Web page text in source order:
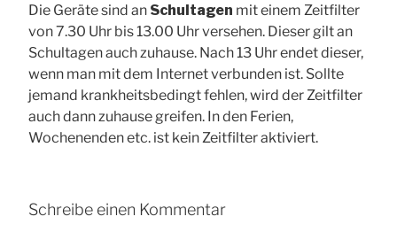
Die Geräte sind an Schultagen mit einem Zeitfilter
von 7.30 Uhr bis 13.00 Uhr versehen. Dieser gilt an
Schultagen auch zuhause. Nach 13 Uhr endet dieser,
wenn man mit dem Internet verbunden ist. Sollte
jemand krankheitsbedingt fehlen, wird der Zeitfilter
auch dann zuhause greifen. In den Ferien,
Wochenenden etc. ist kein Zeitfilter aktiviert.
Schreibe einen Kommentar